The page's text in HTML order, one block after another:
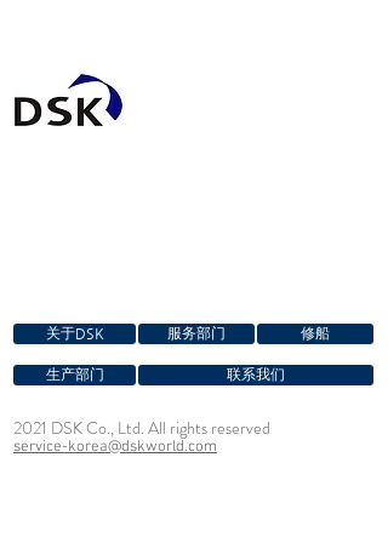
关于DSK 服务部门 修船
生产部门 联系我们
2021 DSK Co., Ltd. All rights reserved
service-korea@dskworld.com